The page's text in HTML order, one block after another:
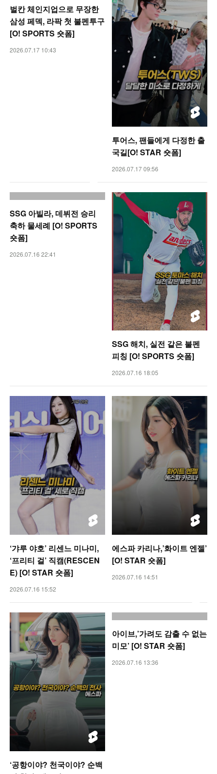
벌칸 체인지업으로 무장한
삼성 페덱, 라팍 첫 불펜투구
[O! SPORTS 숏폼]
2026.07.17 10:43
투어스, 팬들에게 다정한 출
국길[O! STAR 숏폼]
2026.07.17 09:56
SSG 아빌라, 데뷔전 승리
축하 물세례 [O! SPORTS
숏폼]
2026.07.16 22:41
SSG 해치, 실전 같은 불펜
피칭 [O! SPORTS 숏폼]
2026.07.16 18:05
‘갸루 야호’ 리센느 미나미,
‘프리티 걸’ 직캠(RESCEN
E) [O! STAR 숏폼]
2026.07.16 15:52
에스파 카리나,’화이트 엔젤’
[O! STAR 숏폼]
2026.07.16 14:51
‘공항이야? 천국이야? 순백
아이브,’가려도 감출 수 없는
미모’ [O! STAR 숏폼]
2026.07.16 13:36